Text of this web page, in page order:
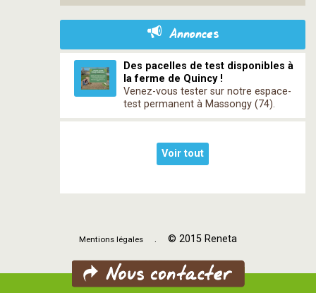
Annonces
Des pacelles de test disponibles à
la ferme de Quincy !
Venez-vous tester sur notre espace-
test permanent à Massongy (74).
Voir tout
Mentions légales . © 2015 Reneta